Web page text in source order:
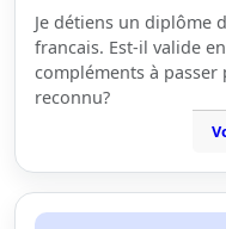
Je détiens un diplôme
francais. Est-il valide
compléments à
reconnu?